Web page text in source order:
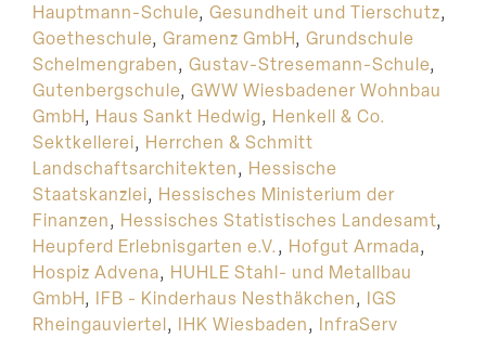
Hauptmann-Schule, Gesundheit und Tierschutz,
Goetheschule, Gramenz GmbH, Grundschule
Schelmengraben, Gustav-Stresemann-Schule,
Gutenbergschule, GWW Wiesbadener Wohnbau
GmbH, Haus Sankt Hedwig, Henkell & Co.
Sektkellerei, Herrchen & Schmitt
Landschaftsarchitekten, Hessische
Staatskanzlei, Hessisches Ministerium der
Finanzen, Hessisches Statistisches Landesamt,
Heupferd Erlebnisgarten e.V., Hofgut Armada,
Hospiz Advena, HUHLE Stahl- und Metallbau
GmbH, IFB - Kinderhaus Nesthäkchen, IGS
Rheingauviertel, IHK Wiesbaden, InfraServ